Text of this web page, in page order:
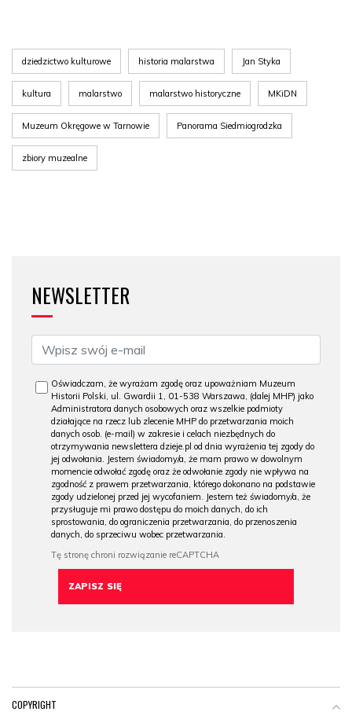
dziedzictwo kulturowe historia malarstwa Jan Styka
kultura malarstwo malarstwo historyczne MKiDN
Muzeum Okręgowe w Tarnowie Panorama Siedmiogrodzka
zbiory muzealne
NEWSLETTER
Oświadczam, że wyrażam zgodę oraz upoważniam Muzeum
Historii Polski, ul. Gwardii 1, 01-538 Warszawa, (dalej MHP) jako
Administratora danych osobowych oraz wszelkie podmioty
działające na rzecz lub zlecenie MHP do przetwarzania moich
danych osob. (e-mail) w zakresie i celach niezbędnych do
otrzymywania newslettera dzieje.pl od dnia wyrażenia tej zgody do
jej odwołania. Jestem świadomy/a, że mam prawo w dowolnym
momencie odwołać zgodę oraz że odwołanie zgody nie wpływa na
zgodność z prawem przetwarzania, którego dokonano na podstawie
zgody udzielonej przed jej wycofaniem. Jestem też świadomy/a, że
przysługuje mi prawo dostępu do moich danych, do ich
sprostowania, do ograniczenia przetwarzania, do przenoszenia
danych, do sprzeciwu wobec przetwarzania.
COPYRIGHT